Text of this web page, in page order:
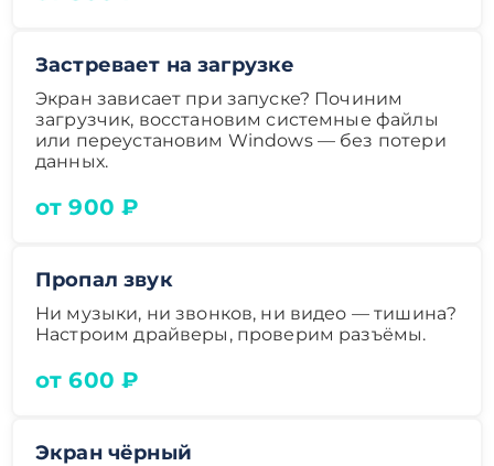
Застревает на загрузке
Экран зависает при запуске? Починим
загрузчик, восстановим системные файлы
или переустановим Windows — без потери
данных.
от 900 ₽
Пропал звук
Ни музыки, ни звонков, ни видео — тишина?
Настроим драйверы, проверим разъёмы.
от 600 ₽
Экран чёрный